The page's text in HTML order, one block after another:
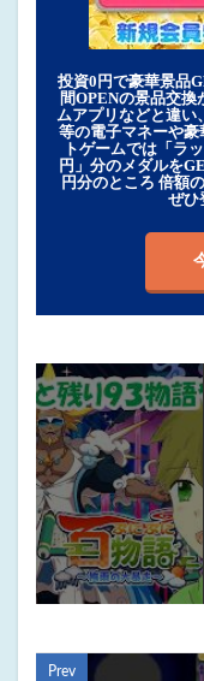
投資0円で豪華景品
間OPENの景品交
ムアプリなどと違い
等の電子マネーや
トゲームでは「ラ
円」分のメダルを
円分のところ 倍額
ぜひ
Prev